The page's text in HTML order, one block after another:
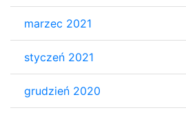
marzec 2021
styczeń 2021
grudzień 2020